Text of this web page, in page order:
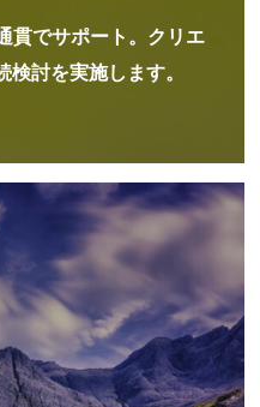
貫でサポート。クリエ
討を実施します。